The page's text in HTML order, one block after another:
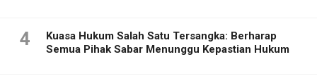
4
Kuasa Hukum Salah Satu Tersangka: Berharap
Semua Pihak Sabar Menunggu Kepastian Hukum